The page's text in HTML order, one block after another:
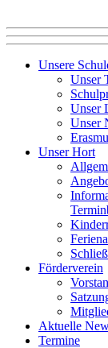
Unsere
Unser
Unser
Unser
Unser Hort
Förderverein
Aktuelle
Termine